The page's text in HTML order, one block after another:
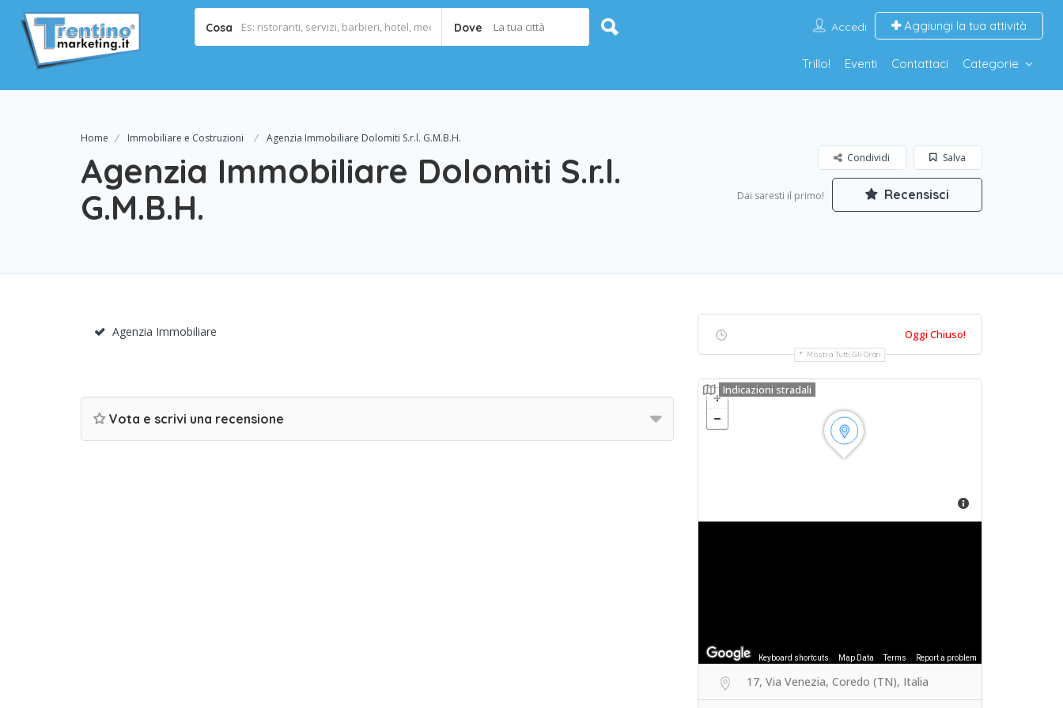
Cosa Dove La tua città Accedi Aggiungi la tua attività
Trillo! Eventi Contattaci Categorie
Home Immobiliare e Costruzioni Agenzia Immobiliare Dolomiti S.r.l. G.M.B.H.
Agenzia Immobiliare Dolomiti S.r.l.
G.M.B.H.
Salva
Condividi
Dai saresti il primo! Recensisci
Agenzia Immobiliare
Vota e scrivi una recensione
Oggi Chiuso!
Mostra Tutti Gli Orari
Keyboard shortcuts Map Data Terms Report a problem
Indicazioni stradali
17, Via Venezia, Coredo (TN), Italia